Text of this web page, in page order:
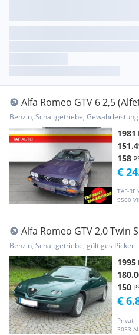
Alfa Romeo GTV 6 2,5
Benzin, Schaltgetriebe, Gewährleistung
1981
158
TAF-
9500
€
Alfa Romeo GTV 2,0 Twin
Benzin, Schaltgetriebe, gültiges Pickerl
1995
150
Privat
3033
€